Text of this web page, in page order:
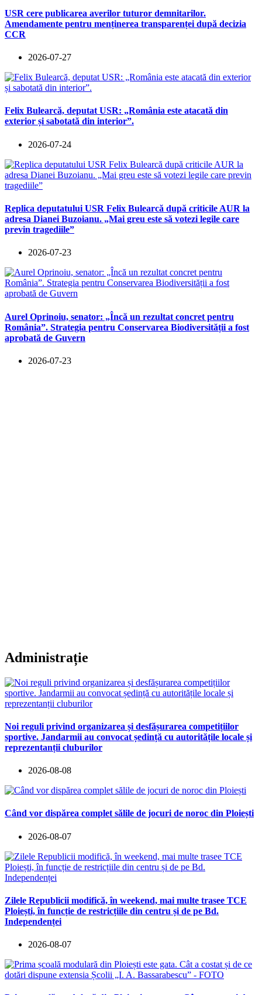
USR cere publicarea averilor tuturor demnitarilor.
Amendamente pentru menținerea transparenței după decizia
CCR
2026-07-27
Felix Bulearcă, deputat USR: „România este atacată din
exterior și sabotată din interior”.
2026-07-24
Replica deputatului USR Felix Bulearcă după criticile AUR la
adresa Dianei Buzoianu. „Mai greu este să votezi legile care
previn tragediile”
2026-07-23
Aurel Oprinoiu, senator: „Încă un rezultat concret pentru
România”. Strategia pentru Conservarea Biodiversității a fost
aprobată de Guvern
2026-07-23
Administrație
Noi reguli privind organizarea și desfășurarea competițiilor
sportive. Jandarmii au convocat ședință cu autoritățile locale și
reprezentanții cluburilor
2026-08-08
Când vor dispărea complet sălile de jocuri de noroc din Ploiești
2026-08-07
Zilele Republicii modifică, în weekend, mai multe trasee TCE
Ploiești, în funcție de restricțiile din centru și de pe Bd.
Independenței
2026-08-07